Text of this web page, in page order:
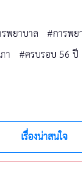
พยาบาล #การพย
า #ครบรอบ 56
เรื่องน่าสนใจ